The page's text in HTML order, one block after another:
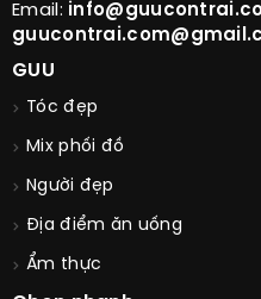
Email:
GUU
Tóc đẹp
Mix phối đồ
Người đẹp
Địa điểm ăn uống
Ẩm thực